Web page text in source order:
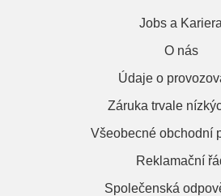
Jobs a Kariera
O nás
Údaje o
Záruka trvale
Všeobecné obchodní
Reklamační
Společenská